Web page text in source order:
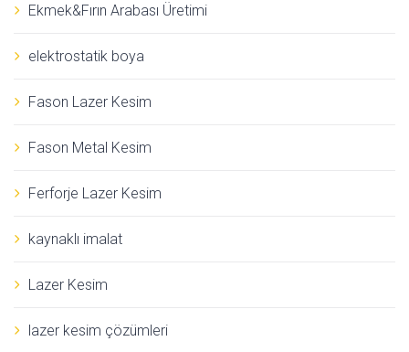
Ekmek&Fırın Arabası Üretimi
elektrostatik boya
Fason Lazer Kesim
Fason Metal Kesim
Ferforje Lazer Kesim
kaynaklı imalat
Lazer Kesim
lazer kesim çözümleri